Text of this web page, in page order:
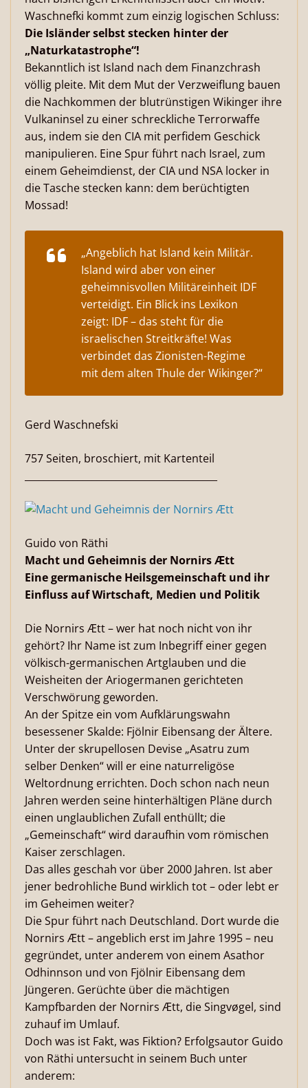
Waschnefki kommt zum einzig logischen Schluss:
Die Isländer selbst stecken hinter der
„Naturkatastrophe“!
Bekanntlich ist Island nach dem Finanzchrash
völlig pleite. Mit dem Mut der Verzweiflung bauen
die Nachkommen der blutrünstigen Wikinger ihre
Vulkaninsel zu einer schreckliche Terrorwaffe
aus, indem sie den CIA mit perfidem Geschick
manipulieren. Eine Spur führt nach Israel, zum
einem Geheimdienst, der CIA und NSA locker in
die Tasche stecken kann: dem berüchtigten
Mossad!
„Angeblich hat Island kein Militär.
Island wird aber von einer
geheimnisvollen Militäreinheit IDF
verteidigt. Ein Blick ins Lexikon
zeigt: IDF – das steht für die
israelischen Streitkräfte! Was
verbindet das Zionisten-Regime
mit dem alten Thule der Wikinger?“
Gerd Waschnefski
757 Seiten, broschiert, mit Kartenteil
Guido von Räthi
Macht und Geheimnis der Nornirs Ætt
Eine germanische Heilsgemeinschaft und ihr
Einfluss auf Wirtschaft, Medien und Politik
Die Nornirs Ætt – wer hat noch nicht von ihr
gehört? Ihr Name ist zum Inbegriff einer gegen
völkisch-germanischen Artglauben und die
Weisheiten der Ariogermanen gerichteten
Verschwörung geworden.
An der Spitze ein vom Aufklärungswahn
besessener Skalde: Fjölnir Eibensang der Ältere.
Unter der skrupellosen Devise „Asatru zum
selber Denken“ will er eine naturreligöse
Weltordnung errichten. Doch schon nach neun
Jahren werden seine hinterhältigen Pläne durch
einen unglaublichen Zufall enthüllt; die
„Gemeinschaft“ wird daraufhin vom römischen
Kaiser zerschlagen.
Das alles geschah vor über 2000 Jahren. Ist aber
jener bedrohliche Bund wirklich tot – oder lebt er
im Geheimen weiter?
Die Spur führt nach Deutschland. Dort wurde die
Nornirs Ætt – angeblich erst im Jahre 1995 – neu
gegründet, unter anderem von einem Asathor
Odhinnson und von Fjölnir Eibensang dem
Jüngeren. Gerüchte über die mächtigen
Kampfbarden der Nornirs Ætt, die Singvøgel, sind
zuhauf im Umlauf.
Doch was ist Fakt, was Fiktion? Erfolgsautor Guido
von Räthi untersucht in seinem Buch unter
anderem: